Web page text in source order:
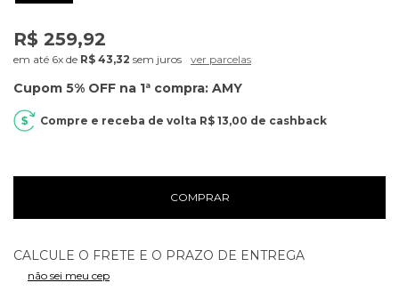
R$ 259,92
6x de R$ 43,32 sem juros ver parcelas
R$ 13,00 de cashback
COMPRAR
não sei meu cep